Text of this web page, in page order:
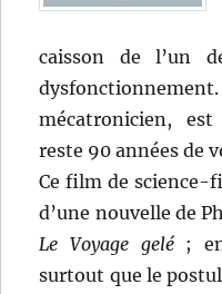
caisson de l’un
mécatronicien,
reste 90 années de
Ce film de science-
d’une nouvelle de
Le Voyage gelé; en
surtout que le